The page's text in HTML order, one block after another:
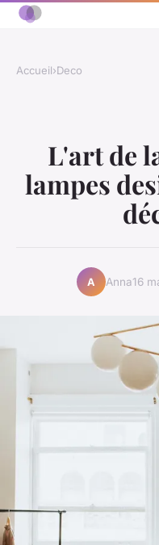
Accueil›Deco
L'art de
lampes
A Anna16